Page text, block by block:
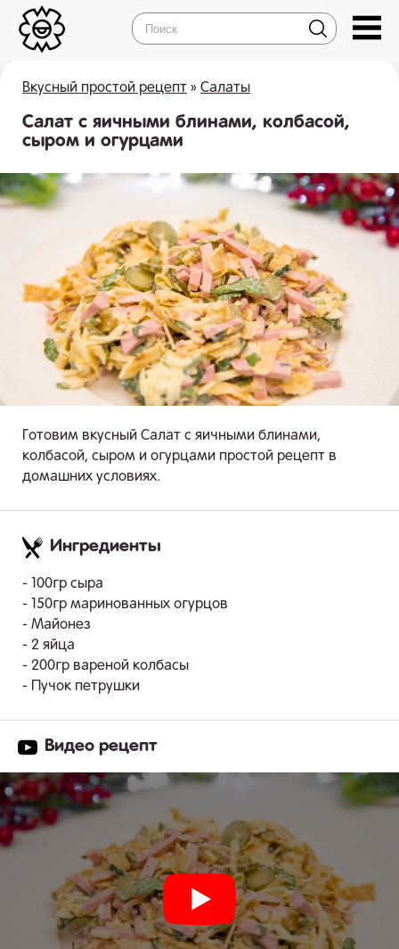
Вкусный простой рецепт » Салаты
Салат с яичными блинами, колбасой,
сыром и огурцами
Готовим вкусный Салат с яичными блинами,
колбасой, сыром и огурцами простой рецепт в
домашних условиях.
Ингредиенты
- 100гр сыра
- 150гр маринованных огурцов
- Майонез
- 2 яйца
- 200гр вареной колбасы
- Пучок петрушки
Видео рецепт